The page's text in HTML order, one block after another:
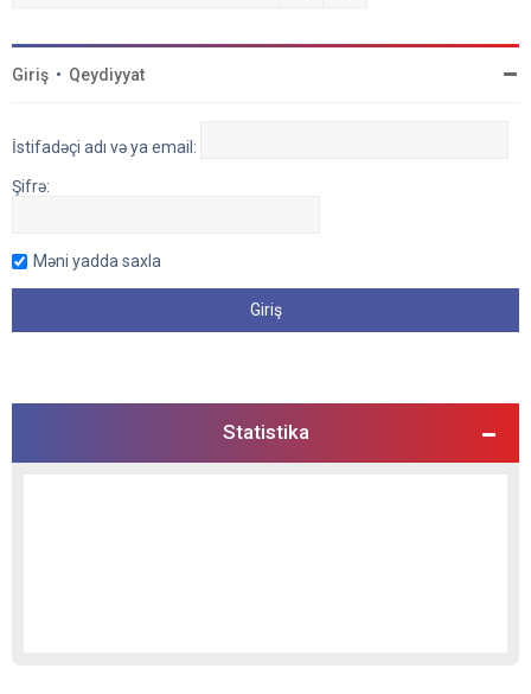
Giriş • Qeydiyyat
İstifadəçi adı və ya email:
Şifrə:
Məni yadda saxla
Statistika